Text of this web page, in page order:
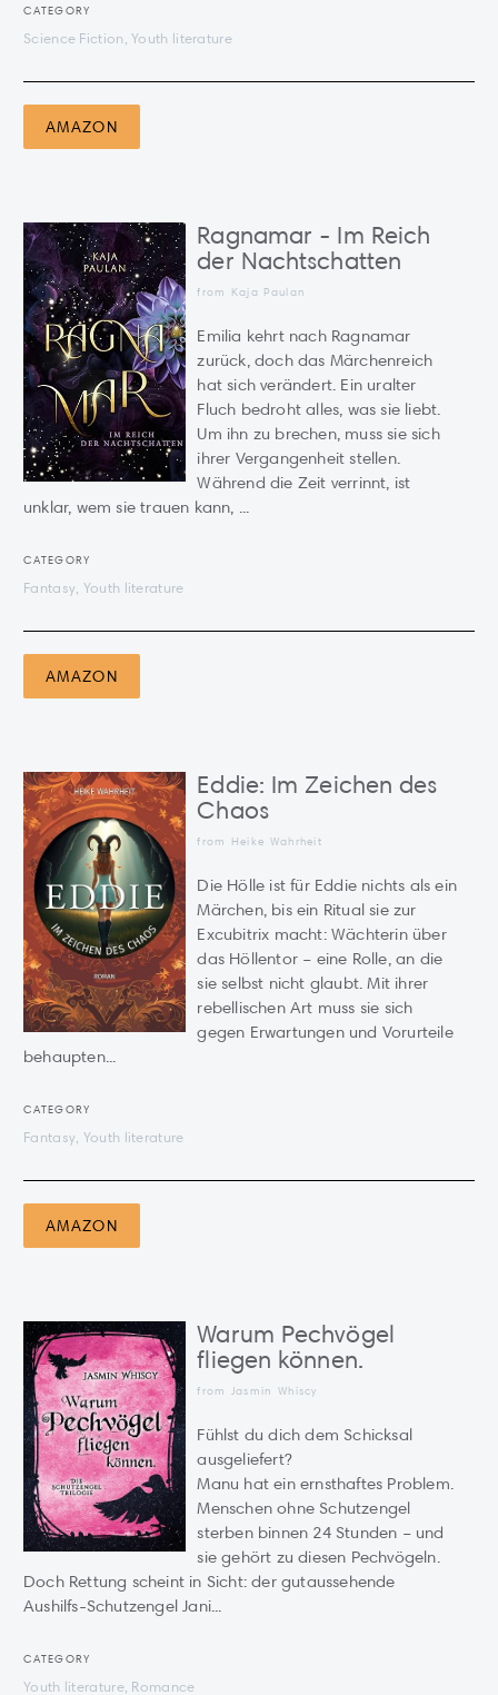
CATEGORY
Science Fiction, Youth literature
AMAZON
Ragnamar - Im Reich
der Nachtschatten
from Kaja Paulan
Emilia kehrt nach Ragnamar
zurück, doch das Märchenreich
hat sich verändert. Ein uralter
Fluch bedroht alles, was sie liebt.
Um ihn zu brechen, muss sie sich
ihrer Vergangenheit stellen.
Während die Zeit verrinnt, ist
unklar, wem sie trauen kann, ...
CATEGORY
Fantasy, Youth literature
AMAZON
Eddie: Im Zeichen des
Chaos
from Heike Wahrheit
Die Hölle ist für Eddie nichts als ein
Märchen, bis ein Ritual sie zur
Excubitrix macht: Wächterin über
das Höllentor – eine Rolle, an die
sie selbst nicht glaubt. Mit ihrer
rebellischen Art muss sie sich
gegen Erwartungen und Vorurteile
behaupten...
CATEGORY
Fantasy, Youth literature
AMAZON
Warum Pechvögel
fliegen können.
from Jasmin Whiscy
Fühlst du dich dem Schicksal
ausgeliefert?
Manu hat ein ernsthaftes Problem.
Menschen ohne Schutzengel
sterben binnen 24 Stunden – und
sie gehört zu diesen Pechvögeln.
Doch Rettung scheint in Sicht: der gutaussehende
Aushilfs-Schutzengel Jani...
CATEGORY
Youth literature, Romance